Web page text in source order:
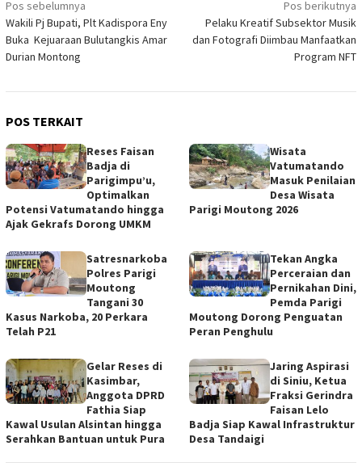
Navigasi
pos
Pos sebelumnya
Wakili Pj Bupati, Plt Kadispora Eny
Buka Kejuaraan Bulutangkis Amar
Durian Montong
Pos berikutnya
Pelaku Kreatif Subsektor Musik
dan Fotografi Diimbau Manfaatkan
Program NFT
POS TERKAIT
Reses Faisan
Badja di
Parigimpu’u,
Optimalkan
Potensi Vatumatando hingga
Ajak Gekrafs Dorong UMKM
Wisata
Vatumatando
Masuk Penilaian
Desa Wisata
Parigi Moutong 2026
Satresnarkoba
Polres Parigi
Moutong
Tangani 30
Kasus Narkoba, 20 Perkara
Telah P21
Tekan Angka
Perceraian dan
Pernikahan Dini,
Pemda Parigi
Moutong Dorong Penguatan
Peran Penghulu
Gelar Reses di
Kasimbar,
Anggota DPRD
Fathia Siap
Kawal Usulan Alsintan hingga
Serahkan Bantuan untuk Pura
Jaring Aspirasi
di Siniu, Ketua
Fraksi Gerindra
Faisan Lelo
Badja Siap Kawal Infrastruktur
Desa Tandaigi